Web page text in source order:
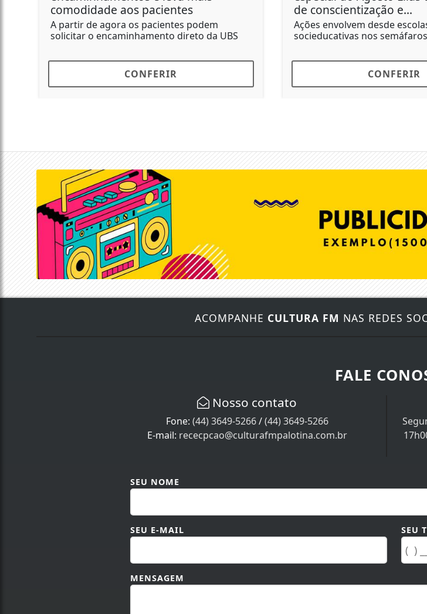
comodidade aos pacientes
A partir de agora os pacientes podem
solicitar o encaminhamento direto da UBS
CONFERIR
de conscientização e...
Ações envolvem desde
socieducativas nos semáfaros
CONFERIR
ACOMPANHE CULTURA FM NAS REDES
FALE
Nosso contato
Fone: (44) 3649-5266/(44) 3649-5266
E-mail: rececpcao@culturafmpalotina.com.br
SEU NOME
SEU E-MAIL SEU
MENSAGEM